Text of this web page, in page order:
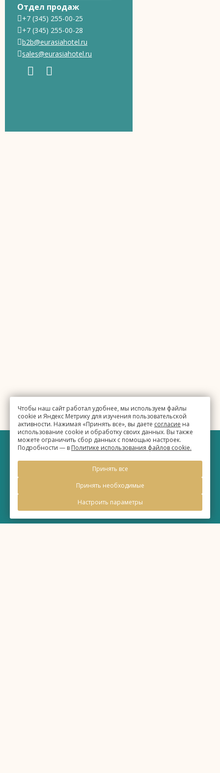
Чтобы наш сайт работал удобнее, мы используем файлы
cookie и Яндекс Метрику для изучения пользовательской
активности. Нажимая «Принять все», вы даете согласие на
использование cookie и обработку своих данных. Вы также
можете ограничить сбор данных с помощью настроек.
Подробности — в Политике использования файлов cookie.
Принять все
Принять необходимые
Настроить параметры
Отдел продаж
+7 (345) 255-00-25
+7 (345) 255-00-28
b2b@eurasiahotel.ru
sales@eurasiahotel.ru
2026, Официальный сайт
Правовая информация
Политика обработки персональных данных